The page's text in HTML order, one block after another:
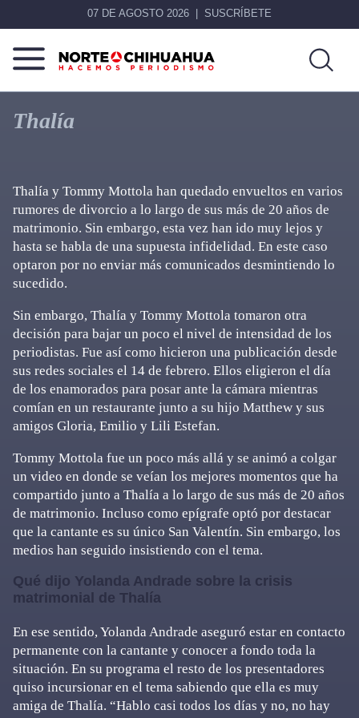
07 DE AGOSTO 2026 SUSCRÍBETE
Norte
De
Chihuahua
Más
que
noticias,
Thalía
Thalía y Tommy Mottola han quedado envueltos en varios
rumores de divorcio a lo largo de sus más de 20 años de
matrimonio. Sin embargo, esta vez han ido muy lejos y
hasta se habla de una supuesta infidelidad. En este caso
optaron por no enviar más comunicados desmintiendo lo
sucedido.
Sin embargo, Thalía y Tommy Mottola tomaron otra
decisión para bajar un poco el nivel de intensidad de los
periodistas. Fue así como hicieron una publicación desde
sus redes sociales el 14 de febrero. Ellos eligieron el día
de los enamorados para posar ante la cámara mientras
comían en un restaurante junto a su hijo Matthew y sus
amigos Gloria, Emilio y Lili Estefan.
Tommy Mottola fue un poco más allá y se animó a colgar
un video en donde se veían los mejores momentos que ha
compartido junto a Thalía a lo largo de sus más de 20 años
de matrimonio. Incluso como epígrafe optó por destacar
que la cantante es su único San Valentín. Sin embargo, los
medios han seguido insistiendo con el tema.
Qué dijo Yolanda Andrade sobre la crisis
matrimonial de Thalía
En ese sentido, Yolanda Andrade aseguró estar en contacto
permanente con la cantante y conocer a fondo toda la
situación. En su programa el resto de los presentadores
quiso incursionar en el tema sabiendo que ella es muy
amiga de Thalía. “Hablo casi todos los días y no, no hay